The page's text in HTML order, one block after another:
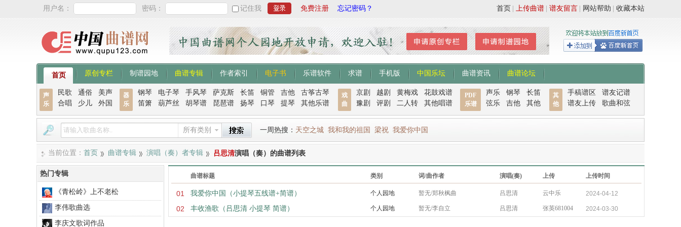
用户名： 密码： 记住我 免费注册 忘记密码？ 收藏本站
网站帮助
谱友留言
上传曲谱
首页
首页 原创专栏 制谱园地 曲谱专辑 作者索引 电子书 乐谱软件 求谱 手机版 中国乐坛 曲谱资讯 曲谱论坛
声
乐
民歌 通俗
美声
合唱
少儿 外国
器
乐
钢琴 电子琴 手风琴 萨克斯 长笛 铜管 吉他
古筝古琴
笛箫
葫芦丝 胡琴谱 琵琶谱 扬琴 口琴 提琴 其他乐谱
戏
曲
京剧 越剧 黄梅戏
花鼓戏谱
豫剧
评剧 二人转 其他唱谱
PDF
乐谱
声乐 钢琴
长笛
弦乐
吉他 其他
其
他
手稿谱区
谱友记谱
谱友上传
歌曲和弦
所有类别 一周热搜： 天空之城 我和我的祖国 梁祝 我爱你中国
当前位置： 首页 曲谱专辑 演唱（奏）者专辑 吕思清演唱（奏）的曲谱列表
曲谱标题 类别 词/曲作者 演唱(奏) 上传 上传时间
01 我爱你中国（小提琴五线谱+简谱） 个人园地 暂无/郑秋枫曲 吕思清 云中乐 2024-04-12
02 丰收渔歌（吕思清 小提琴 简谱） 个人园地 暂无/李自立 吕思清 张英681004 2024-03-30
热门专辑
《青松岭》上不老松
李伟歌曲选
李庆文歌词作品